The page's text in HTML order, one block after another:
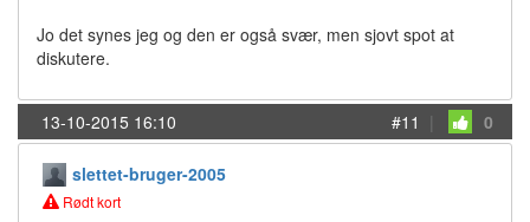
Jo det synes jeg og den er også svær, men sjovt spot at
diskutere.
13-10-2015 16:10 #11 | 0
slettet-bruger-2005
Rødt kort